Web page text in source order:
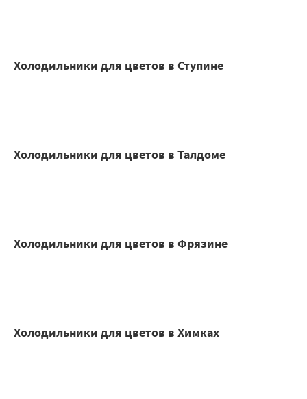
Холодильники для цветов в Ступине
Холодильники для цветов в Талдоме
Холодильники для цветов в Фрязине
Холодильники для цветов в Химках